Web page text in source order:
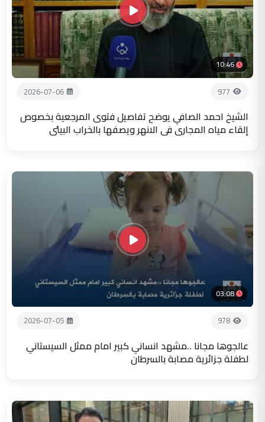
10:46
977
2026-07-06
الشيخ احمد الصافي يوضح تفاصيل فتوى المرجعية بخصوص
إلقاء مياه المجاري في الانهر ويصفها بالخراب البيئي
03:08
978
2026-07-05
عالجوها مجانا ..مشهد انساني كبير امام ممثل السيستاني
لطفلة جزائرية مصابة بالسرطان